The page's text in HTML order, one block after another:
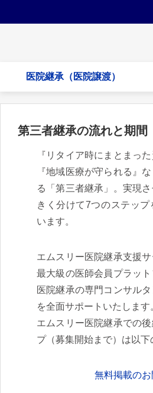
医院継承（医院譲渡）
第三者継承の流れと期間
『リタイア時にまとまっ
『地域医療が守られる』
る「第三者継承」。実現
きく分けて7つのステッ
います。
エムスリー医院継承支援
最大級の医師会員プラッ
医院継承の専門コンサル
を全面サポートいたします
エムスリー医院継承での
プ（募集開始まで）は以下
無料掲載の